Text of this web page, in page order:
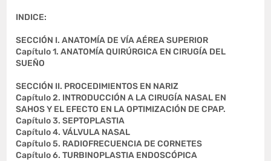
INDICE:
SECCIÓN I. ANATOMÍA DE VÍA AÉREA SUPERIOR
Capítulo 1. ANATOMÍA QUIRÚRGICA EN CIRUGÍA DEL
SUEÑO
SECCIÓN II. PROCEDIMIENTOS EN NARIZ
Capítulo 2. INTRODUCCIÓN A LA CIRUGÍA NASAL EN
SAHOS Y EL EFECTO EN LA OPTIMIZACIÓN DE CPAP.
Capítulo 3. SEPTOPLASTIA
Capítulo 4. VÁLVULA NASAL
Capítulo 5. RADIOFRECUENCIA DE CORNETES
Capítulo 6. TURBINOPLASTIA ENDOSCÓPICA